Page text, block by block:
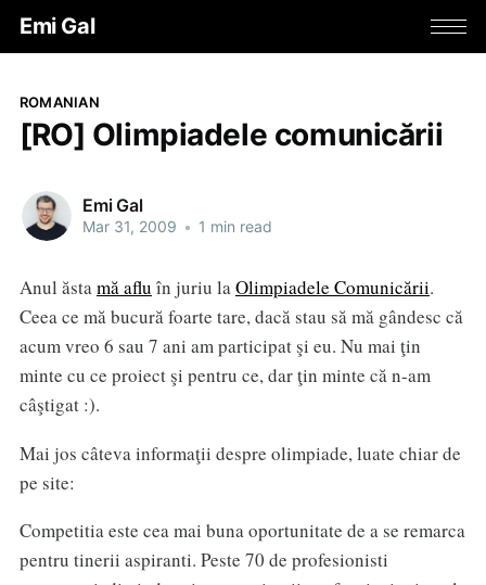
Emi Gal
ROMANIAN
[RO] Olimpiadele comunicării
Emi Gal
Mar 31, 2009 • 1 min read
Anul ăstamă aflu în juriu laOlimpiadele Comunicării.
Ceea ce mă bucură foarte tare, dacă stau să mă gândesc că
acum vreo 6 sau 7 ani am participat şi eu. Nu mai ţin
minte cu ce proiect şi pentru ce, dar ţin minte că n-am
câştigat :).
Mai jos câteva informaţii despre olimpiade, luate chiar de
pe site:
Competitia este cea mai buna oportunitate de a se remarca
pentru tinerii aspiranti. Peste 70 de profesionisti